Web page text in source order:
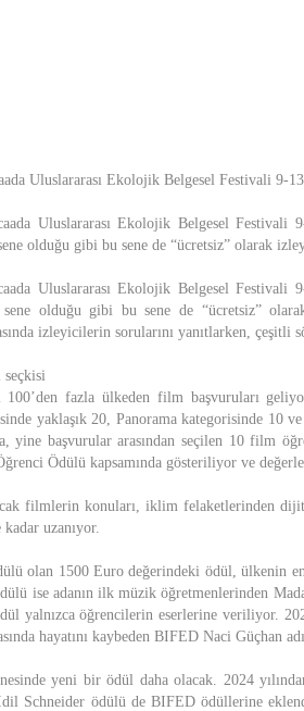
Uluslararası Ekolojik Belgesel Festivali 9-
Uluslararası Ekolojik Belgesel Festivali
olduğu gibi bu sene de “ücretsiz” olarak
Uluslararası Ekolojik Belgesel Festivali
olduğu gibi bu sene de “ücretsiz”
izleyicilerin sorularını yanıtlarken, çeşitli
seçkisi
fazla ülkeden film başvuruları
yaklaşık 20, Panorama kategorisinde
yine başvurular arasından seçilen 10 film
Ödülü kapsamında gösteriliyor ve
filmlerin konuları, iklim felaketlerinden
uzanıyor.
olan 1500 Euro değerindeki ödül, ülkenin
ise adanın ilk müzik öğretmenlerinden
yalnızca öğrencilerin eserlerine veriliyor.
hayatını kaybeden BIFED Naci Güçhan
yeni bir ödül daha olacak. 2024
Schneider ödülü de BIFED ödüllerine